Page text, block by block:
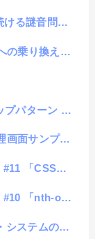
の原因が判明
り換え日記
「菱形階層」
汎用的デザイン
ル（初級編）」
nth-of-type」
テムの現実